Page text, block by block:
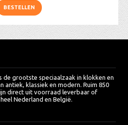
BESTELLEN
de grootste speciaalzaak in klokken en
antiek, klassiek en modern. Ruim 850
direct uit voorraad leverbaar of
Nederland en België.